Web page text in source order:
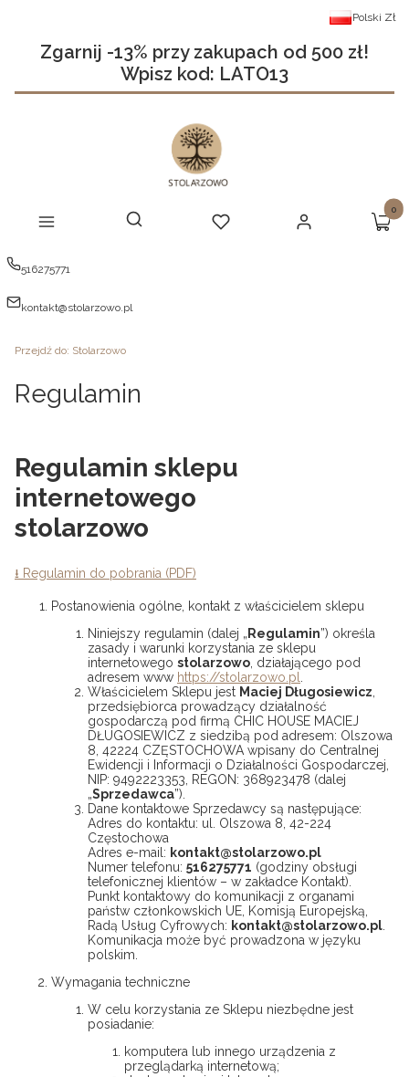
Polski Zł
Zgarnij -13% przy zakupach od 500 zł!
Wpisz kod: LATO13
Menu Otwórz wyszukiwarkę
Szukaj Ulubione Zaloguj się
516275771
kontakt@stolarzowo.pl
Przejdź do: Stolarzowo
Regulamin
Regulamin sklepu
internetowego
stolarzowo
⭳ Regulamin do pobrania (PDF)
Postanowienia ogólne, kontakt z właścicielem sklepu
Niniejszy regulamin (dalej „ Regulamin”) określa
zasady i warunki korzystania ze sklepu
internetowego stolarzowo , działającego pod
adresem www https://stolarzowo.pl
Właścicielem Sklepu jest Maciej Długosiewicz
przedsiębiorca prowadzący działalność
gospodarczą pod firmą CHIC HOUSE MACIEJ
DŁUGOSIEWICZ z siedzibą pod adresem: Olszowa
8, 42224 CZĘSTOCHOWA wpisany do Centralnej
Ewidencji i Informacji o Działalności Gospodarczej,
NIP: 9492223353, REGON: 368923478 (dalej
„Sprzedawca”).
Dane kontaktowe Sprzedawcy są następujące:
Adres do kontaktu: ul. Olszowa 8, 42-224
Częstochowa
Adres e-mail: kontakt@stolarzowo.pl
Numer telefonu: 516275771 (godziny obsługi
telefonicznej klientów – w zakładce Kontakt).
Punkt kontaktowy do komunikacji z organami
państw członkowskich UE, Komisją Europejską,
Radą Usług Cyfrowych: kontakt@stolarzowo.pl
Komunikacja może być prowadzona w języku
polskim.
Wymagania techniczne
W celu korzystania ze Sklepu niezbędne jest
posiadanie:
komputera lub innego urządzenia z
przeglądarką internetową;